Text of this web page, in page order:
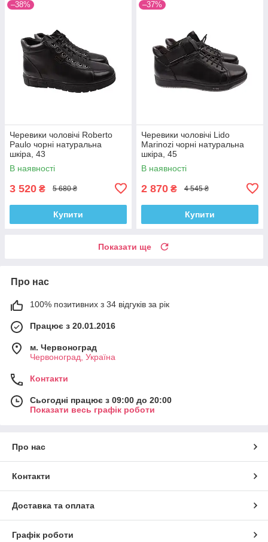
–38%
Черевики чоловічі Roberto
Paulo чорні натуральна
шкіра, 43
В наявності
3 520 ₴ 5 680 ₴
Купити
–37%
Черевики чоловічі Lido
Marinozi чорні натуральна
шкіра, 45
В наявності
2 870 ₴ 4 545 ₴
Купити
Показати ще
Про нас
100% позитивних з 34 відгуків за рік
Працює з 20.01.2016
м. Червоноград
Червоноград, Україна
Контакти
Сьогодні працює з 09:00 до 20:00
Показати весь графік роботи
Про нас
Контакти
Доставка та оплата
Графік роботи